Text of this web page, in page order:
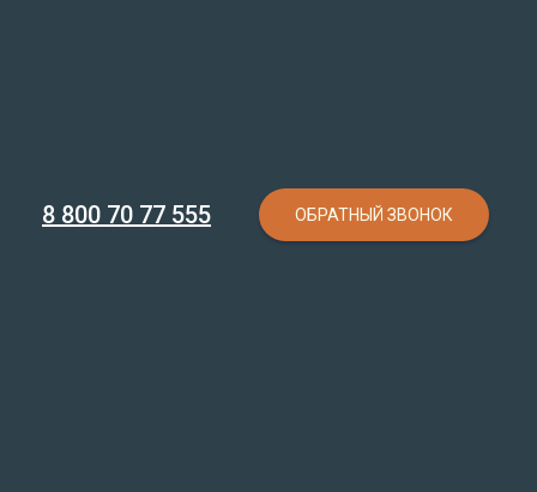
8 800 70 77 555 ОБРАТНЫЙ ЗВОНОК